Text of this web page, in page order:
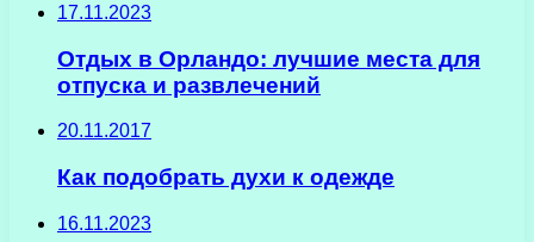
17.11.2023
Отдых в Орландо: лучшие места для
отпуска и развлечений
20.11.2017
Как подобрать духи к одежде
16.11.2023